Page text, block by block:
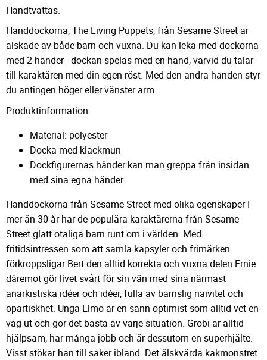
Handtvättas.
Handdockorna, The Living Puppets, från Sesame Street är
älskade av både barn och vuxna. Du kan leka med dockorna
med 2 händer - dockan spelas med en hand, varvid du talar
till karaktären med din egen röst. Med den andra handen styr
du antingen höger eller vänster arm.
Produktinformation:
Material: polyester
Docka med klackmun
Dockfigurernas händer kan man greppa från insidan
med sina egna händer
Handdockorna från Sesame Street med olika egenskaper I
mer än 30 år har de populära karaktärerna från Sesame
Street glatt otaliga barn runt om i världen. Med
fritidsintressen som att samla kapsyler och frimärken
förkroppsligar Bert den alltid korrekta och vuxna delen.Ernie
däremot gör livet svårt för sin vän med sina närmast
anarkistiska idéer och idéer, fulla av barnslig naivitet och
opartiskhet. Unga Elmo är en sann optimist som alltid vet en
väg ut och gör det bästa av varje situation. Grobi är alltid
hjälpsam, har många jobb och är dessutom en superhjälte.
Visst stökar han till saker ibland. Det älskvärda kakmonstret